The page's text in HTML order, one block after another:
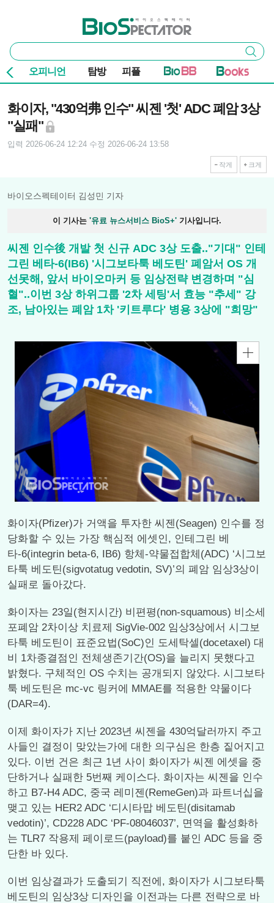
바이오스펙테이터
통
합
검
색
검색
오피니언 탐방 피플
화이자, "430억弗 인수" 씨젠 '첫' ADC 폐암 3상
"실패"
입력 2026-06-24 12:24 수정 2026-06-24 13:58
작게 크게
바이오스펙테이터 김성민 기자
이 기사는 '유료 뉴스서비스 BioS+' 기사입니다.
씨젠 인수後 개발 첫 신규 ADC 3상 도출.."기대" 인테
그린 베타-6(IB6) '시그보타툭 베도틴' 폐암서 OS 개
선못해, 앞서 바이오마커 등 임상전략 변경하며 "심
혈"..이번 3상 하위그룹 '2차 세팅'서 효능 "추세" 강
조, 남아있는 폐암 1차 '키트루다' 병용 3상에 "희망"
화이자(Pfizer)가 거액을 투자한 씨젠(Seagen) 인수를 정
당화할 수 있는 가장 핵심적 에셋인, 인테그린 베
타-6(integrin beta-6, IB6) 항체-약물접합체(ADC) ‘시그보
타툭 베도틴(sigvotatug vedotin, SV)’의 폐암 임상3상이
실패로 돌아갔다.
화이자는 23일(현지시간) 비편평(non-squamous) 비소세
포폐암 2차이상 치료제 SigVie-002 임상3상에서 시그보
타툭 베도틴이 표준요법(SoC)인 도세탁셀(docetaxel) 대
비 1차종결점인 전체생존기간(OS)을 늘리지 못했다고
밝혔다. 구체적인 OS 수치는 공개되지 않았다. 시그보타
툭 베도틴은 mc-vc 링커에 MMAE를 적용한 약물이다
(DAR=4).
이제 화이자가 지난 2023년 씨젠을 430억달러까지 주고
사들인 결정이 맞았는가에 대한 의구심은 한층 짙어지고
있다. 이번 건은 최근 1년 사이 화이자가 씨젠 에셋을 중
단하거나 실패한 5번째 케이스다. 화이자는 씨젠을 인수
하고 B7-H4 ADC, 중국 레미젠(RemeGen)과 파트너십을
맺고 있는 HER2 ADC ‘디시타맙 베도틴(disitamab
vedotin)’, CD228 ADC ‘PF-08046037’, 면역을 활성화하
는 TLR7 작용제 페이로드(payload)를 붙인 ADC 등을 중
단한 바 있다.
이번 임상결과가 도출되기 직전에, 화이자가 시그보타툭
베도틴의 임상3상 디자인을 이전과는 다른 전략으로 바